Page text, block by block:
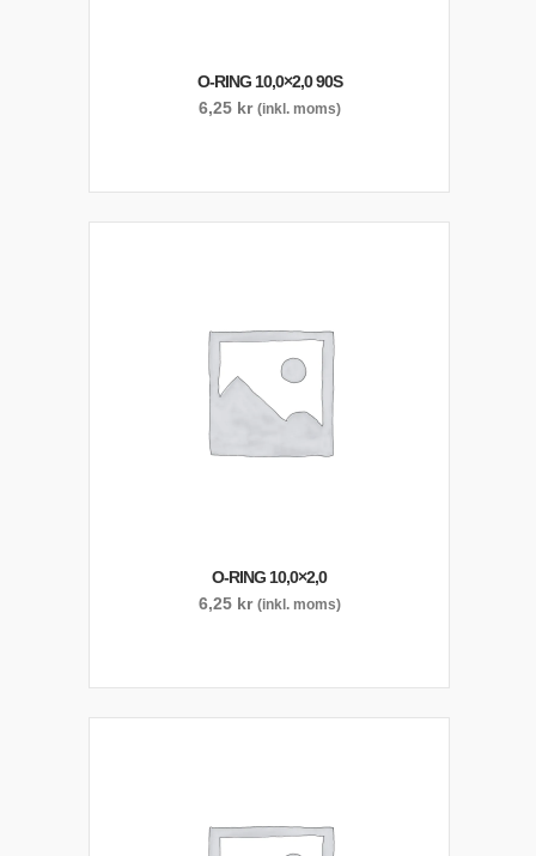
O-RING 10,0×2,0 90S
6,25 kr (inkl. moms)
O-RING 10,0×2,0
6,25 kr (inkl. moms)